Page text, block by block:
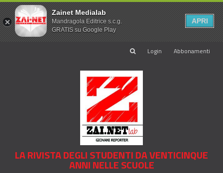
Login Abbonamenti
LA RIVISTA DEGLI STUDENTI DA VENTICINQUE
ANNI NELLE SCUOLE
Zainet Medialab
Mandragola Editrice s.c.g.
GRATIS su Google Play
APRI